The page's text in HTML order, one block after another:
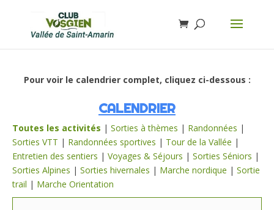
Pour voir le calendrier complet, cliquez ci-dessous :
CALENDRIER
Toutes les activités | Sorties à thèmes | Randonnées |
Sorties VTT | Randonnées sportives | Tour de la Vallée |
Entretien des sentiers | Voyages & Séjours | Sorties Séniors |
Sorties Alpines | Sorties hivernales | Marche nordique | Sortie
trail | Marche Orientation